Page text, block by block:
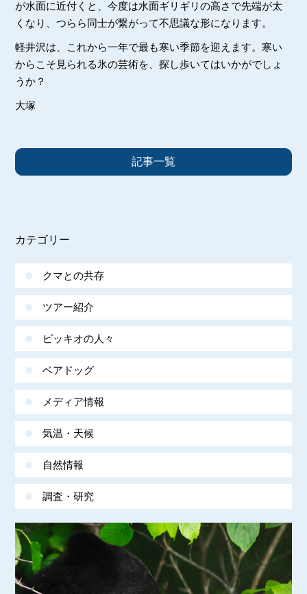
が水面に近付くと、今度は水面ギリギリの高さで先端が太
くなり、つらら同士が繋がって不思議な形になります。
軽井沢は、これから一年で最も寒い季節を迎えます。寒い
からこそ見られる氷の芸術を、探し歩いてはいかがでしょ
うか？
大塚
記事一覧
カテゴリー
クマとの共存
ツアー紹介
ピッキオの人々
ベアドッグ
メディア情報
気温・天候
自然情報
調査・研究